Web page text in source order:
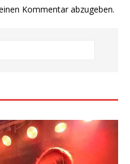
Kommentar abzugeben.